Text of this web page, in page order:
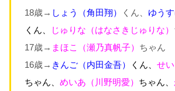
18歳→ しょう （角田翔） くん、 ゆう
くん
じゅりな（はなさきじゅりな）
17歳→ まほこ（瀬乃真帆子） ちゃん
16歳→ きんご（内田金吾） くん、 せ
ちゃん、 めいあ（川野明愛） ちゃん、